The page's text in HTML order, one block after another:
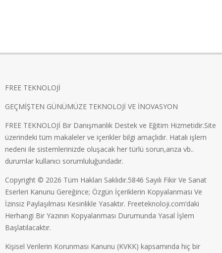
FREE TEKNOLOJİ
GEÇMİŞTEN GÜNÜMÜZE TEKNOLOJİ VE İNOVASYON
FREE TEKNOLOJİ Bir Danışmanlık Destek ve Eğitim Hizmetidir.Site
üzerindeki tüm makaleler ve içerikler bilgi amaçlıdır. Hatalı işlem
nedeni ile sistemlerinizde oluşacak her türlü sorun,arıza vb..
durumlar kullanıcı sorumluluğundadır.
Copyright © 2026 Tüm Hakları Saklıdır.5846 Sayılı Fikir Ve Sanat
Eserleri Kanunu Gereğince; Özgün İçeriklerin Kopyalanması Ve
İzinsiz Paylaşılması Kesinlikle Yasaktır. Freeteknoloji.com’daki
Herhangi Bir Yazının Kopyalanması Durumunda Yasal İşlem
Başlatılacaktır.
Kişisel Verilerin Korunması Kanunu (KVKK) kapsamında hiç bir